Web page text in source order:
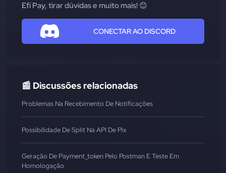
Efí Pay, tirar dúvidas e muito mais! 😊
CONECTAR AO DISCORD
📰 Discussões relacionadas
Problemas Na Recebimento De Notificações
Possibilidade De Split Na API De Pix
Geração De Payment_token Pelo Postman E Teste Em
Homologação